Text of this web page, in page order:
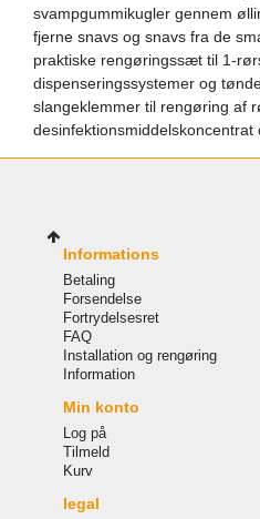
svampgummikugler gennem
fjerne snavs og snavs fra de
praktiske rengøringssæt til 1-
dispenseringssystemer og
slangeklemmer til rengøring af
desinfektionsmiddelskoncentrat
Informations
Betaling
Forsendelse
Fortrydelsesret
FAQ
Installation og rengøring
Information
Min konto
Log på
Tilmeld
Kurv
legal